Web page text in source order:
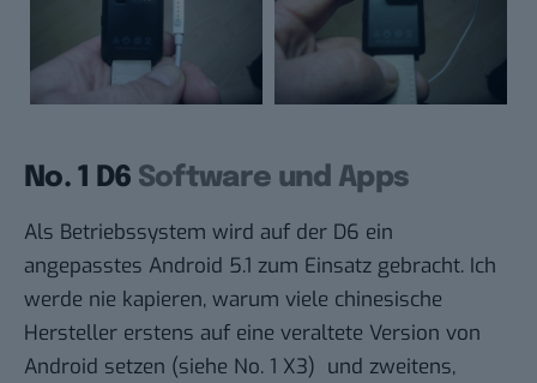
No. 1 D6 Software und Apps
Als Betriebssystem wird auf der D6 ein
angepasstes Android 5.1 zum Einsatz gebracht. Ich
werde nie kapieren, warum viele chinesische
Hersteller erstens auf eine veraltete Version von
Android setzen (siehe No. 1 X3) und zweitens,